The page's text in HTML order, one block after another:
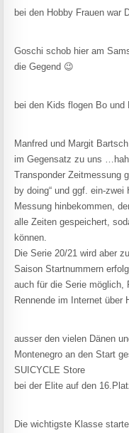
bei den Hobby Frauen war
Goschi schob hier am
die Gegend 😉
bei den Kids flogen Bo
Manfred und Margit
im Gegensatz zu uns
Transponder Zeitmessung
by doing“ und ggf. ein-
Messung hinbekommen,
alle Zeiten gespeichert,
können.
Die Serie 20/21 wird aber
Saison Startnummern
auch für die Serie möglich,
Rennende im Internet
ausser den vielen Dänen
Montenegro an den Start
SUICYCLE Store
bei der Elite auf den
Die wichtigste Klasse